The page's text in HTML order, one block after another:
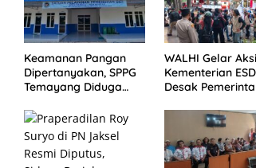
Keamanan Pangan
Dipertanyakan, SPPG
Temayang Diduga
SLHS
WALHI Gelar
Kementerian
Desak
Energi